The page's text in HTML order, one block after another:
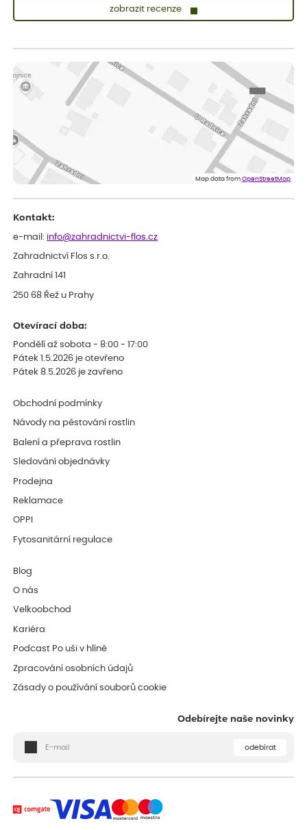
zobrazit recenze
Vše přišlo velice rychle krásně zabalené. Rostlinky po přesazení
velice dobře prospívají
Jarda
Dobrý den, byli jsme spokojeni
Eshop, objednání bylo v pořádku, žádný problém. Jen jsem byla
smutná z dodávky jedné kytky, která nebyla v nejlepší kondici a i
Map data fromOpenStreetMap
Kontakt:
e-mail: info@zahradnictvi-flos.cz
Zahradnictví Flos s.r.o.
Zahradní 141
250 68 Řež u Prahy
Otevírací doba:
Pondělí až sobota - 8:00 - 17:00
Pátek 1.5.2026 je otevřeno
Pátek 8.5.2026 je zavřeno
Obchodní podmínky
Návody na pěstování rostlin
Balení a přeprava rostlin
Sledování objednávky
Prodejna
Reklamace
OPPI
Fytosanitární regulace
Blog
O nás
Velkoobchod
Kariéra
Podcast Po uši v hlíně
Zpracování osobních údajů
Zásady o používání souborů cookie
Odebírejte naše novinky
odebírat